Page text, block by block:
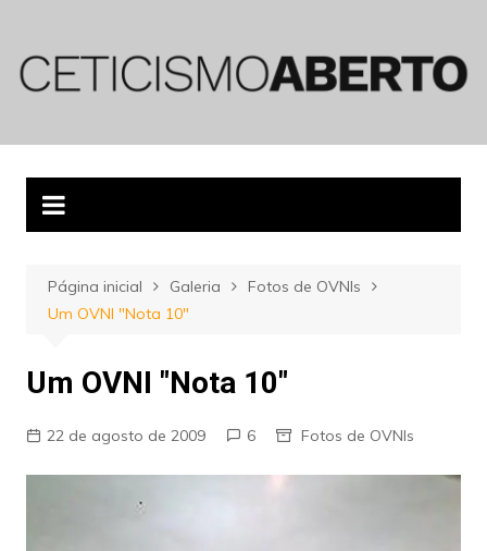
conteúdo
Página inicial Galeria
Fotos de OVNIs
Um OVNI "Nota 10"
Um OVNI "Nota 10"
22 de agosto de 2009 6 Fotos de OVNIs